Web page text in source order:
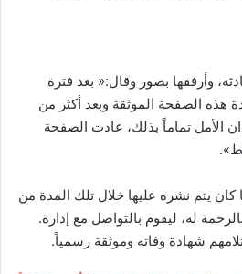
وأرفقها بصور وقال:« بعد فترة
هذه الصفحة الموثقة وبعد أكثر من
الأمل تماماً بذلك، عادت الصفحة
كان يتم نشره عليها خلال تلك المدة من
له، ليقوم بالتواصل مع إدارة.
شهادة وفاته وموثقة رسمياً.